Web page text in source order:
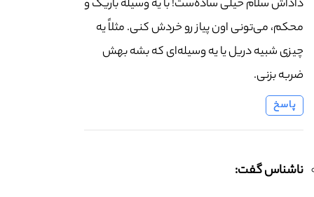
داداش سلام خیلی ساده‌ست! با یه وسیله باریک و
محکم، می‌تونی اون پیاز رو خردش کنی. مثلاً یه
چیزی شبیه دریل یا یه وسیله‌ای که بشه بهش
ضربه بزنی.
پاسخ
ناشناس گفت: